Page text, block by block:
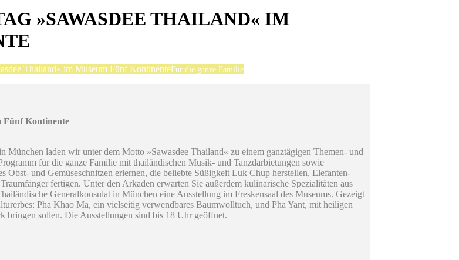
»SAWASDEE THAILAND« IM
Thailand« im Museum Fünf KontinenteFür die ganze Familie
Fünf Kontinente
laden wir unter dem Motto »Sawasdee Thailand« zu einem ganztägigen Themen- und
für die ganze Familie mit thailändischen Musik- und Tanzdarbietungen sowie
Obst- und Gemüseschnitzen erlernen, die beliebte Süßigkeit Luk Chup herstellen, Elefanten-
fertigen. Unter den Arkaden erwarten Sie außerdem kulinarische Spezialitäten aus
Generalkonsulat in München eine Ausstellung im Freskensaal des Museums. Gezeigt
Pha Khao Ma, ein vielseitig verwendbares Baumwolltuch, und Pha Yant, mit heiligen
bringen sollen. Die Ausstellungen sind bis 18 Uhr geöffnet.